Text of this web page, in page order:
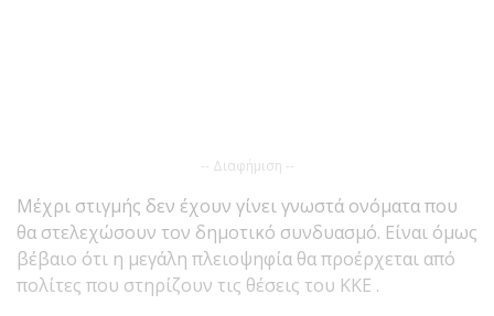
-- Διαφήμιση --
Μέχρι στιγμής δεν έχουν γίνει γνωστά ονόματα που
θα στελεχώσουν τον δημοτικό συνδυασμό. Είναι όμως
βέβαιο ότι η μεγάλη πλειοψηφία θα προέρχεται από
πολίτες που στηρίζουν τις θέσεις του ΚΚΕ .